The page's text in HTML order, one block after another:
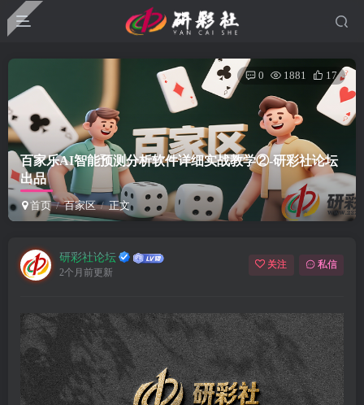
百家乐AI智能预测分析软件详细实战教学②-研彩社论坛
出品
首页 百家区 正文
0 1881 17
研彩社论坛
2个月前更新
关注 私信